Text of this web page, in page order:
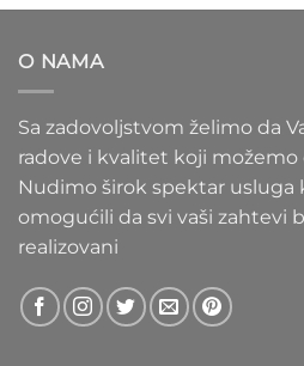
O NAMA
Sa zadovoljstvom želimo da
radove i kvalitet koji možemo
Nudimo širok spektar usluga
omogućili da svi vaši zahtevi
realizovani